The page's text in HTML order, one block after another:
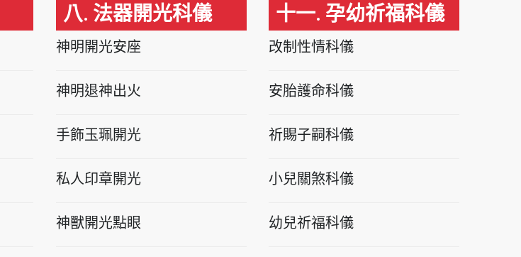
八. 法器開光科儀
神明開光安座
神明退神出火
手飾玉珮開光
私人印章開光
神獸開光點眼
十一. 孕幼祈福科儀
改制性情科儀
安胎護命科儀
祈賜子嗣科儀
小兒關煞科儀
幼兒祈福科儀